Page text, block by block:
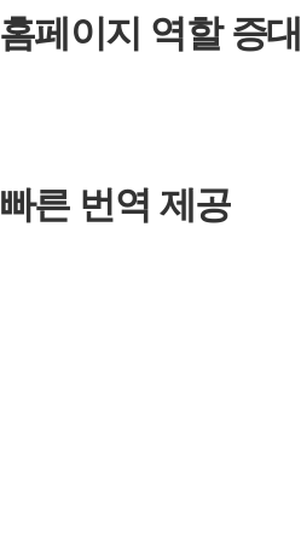
홈페이지 역할 증대
빠른 번역 제공